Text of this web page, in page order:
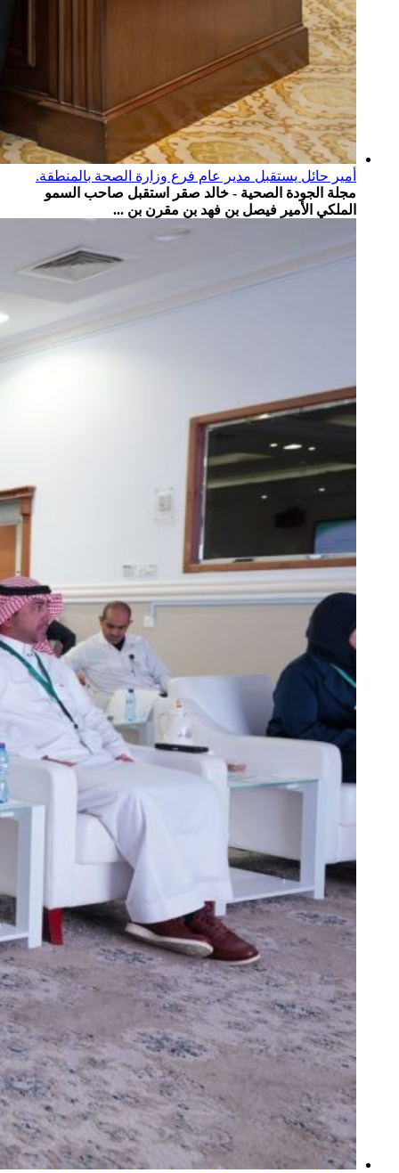
أمير حائل يستقبل مدير عام فرع وزارة الصحة بالمنطقة.
مجلة الجودة الصحية - خالد صقر استقبل صاحب السمو
الملكي الأمير فيصل بن فهد بن مقرن بن ...